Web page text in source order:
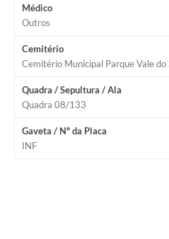
Médico
Outros
Cemitério
Cemitério Municipal Parque Vale do
Quadra / Sepultura / Ala
Quadra 08/133
Gaveta / Nº da Placa
INF